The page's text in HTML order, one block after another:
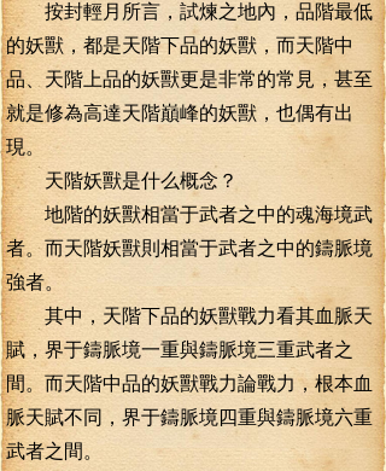
按封輕月所言，試煉之地內，品階最低
的妖獸，都是天階下品的妖獸，而天階中
品、天階上品的妖獸更是非常的常見，甚至
就是修為高達天階巔峰的妖獸，也偶有出
現。
天階妖獸是什么概念？
地階的妖獸相當于武者之中的魂海境武
者。而天階妖獸則相當于武者之中的鑄脈境
強者。
其中，天階下品的妖獸戰力看其血脈天
賦，界于鑄脈境一重與鑄脈境三重武者之
間。而天階中品的妖獸戰力論戰力，根本血
脈天賦不同，界于鑄脈境四重與鑄脈境六重
武者之間。